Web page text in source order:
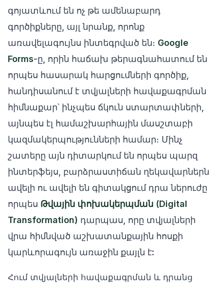
գոյատևում են ոչ թե ամենաբարդ
գործիքները, այլ նրանք, որոնք
առավելագույնս ինտեգրված են։ Google
Forms-ը, որին հաճախ թերագնահատում են
որպես հասարակ հարցումների գործիք,
հանդիսանում է տվյալների հավաքագրման
հիմնաքար՝ ինչպես ճկուն ստարտափների,
այնպես էլ համաշխարհային մասշտաբի
կազմակերպությունների համար։ Մինչ
շատերը այն դիտարկում են որպես պարզ
ինտերֆեյս, բարձրաստիճան ղեկավարներն
ավելի ու ավելի են գիտակցում դրա ներուժը
որպես Թվային փոխակերպման (Digital
Transformation) դարպաս, որը տվյալների
վրա հիմնված աշխատանքային հոսքի
կարևորագույն առաջին քայլն է:
Հում տվյալների հավաքագրման և դրանց